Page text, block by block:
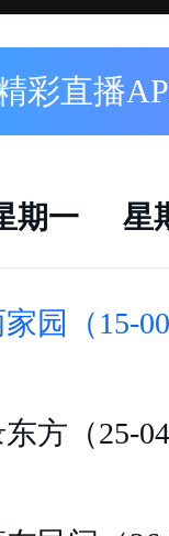
彩直播
期一 星
之我（018
聊摄影（26-
园（15-
方（25-